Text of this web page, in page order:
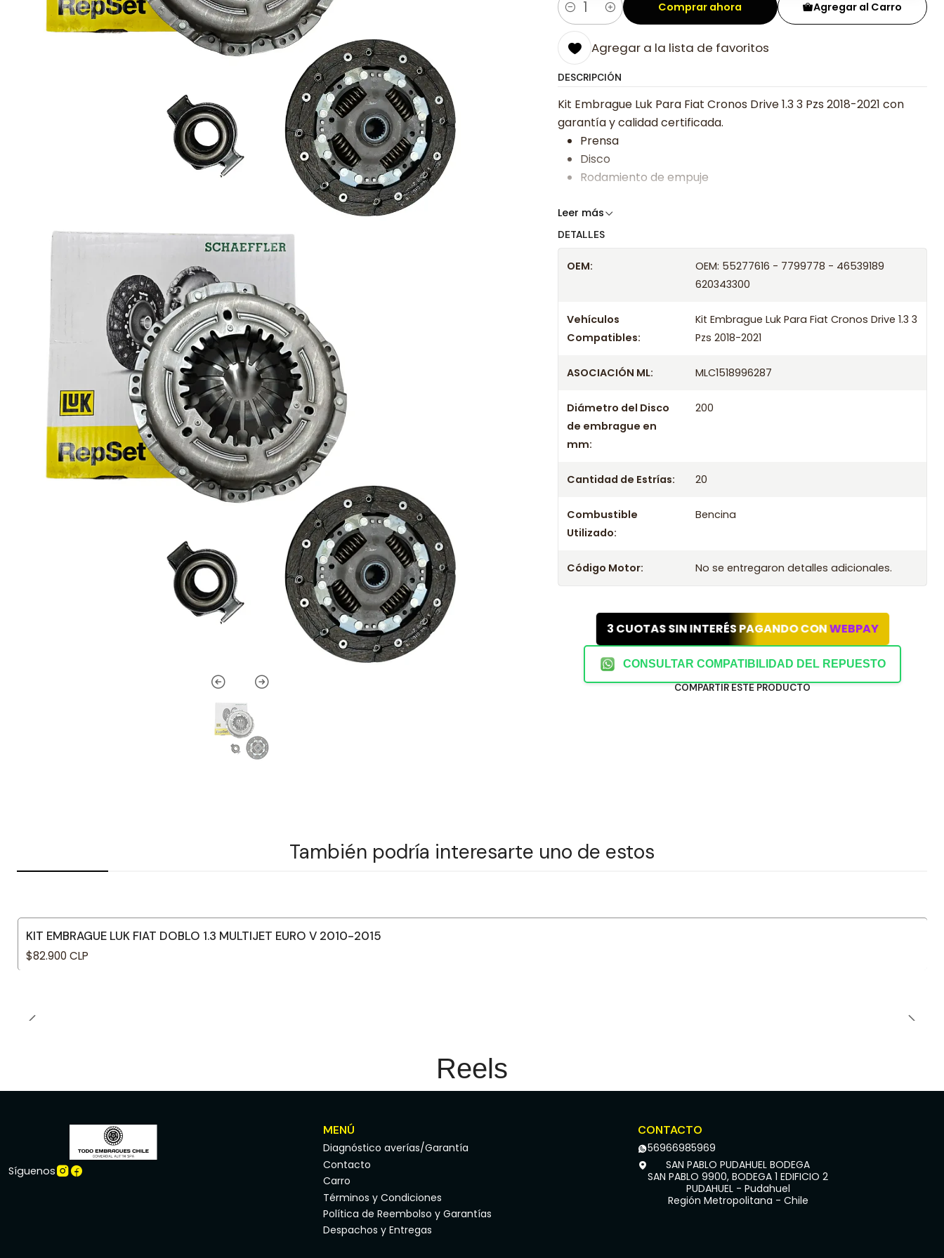
Cantidad
Agregar al Carro
Comprar ahora
Agregar a la lista de favoritos
DESCRIPCIÓN
Kit Embrague Luk Para Fiat Cronos Drive 1.3 3 Pzs 2018-2021 con
garantía y calidad certificada.
Prensa
Disco
Rodamiento de empuje
Somos especialistas en embragues desde 2019, ofreciendo precios
Años compatibles
Kit Embrague Luk Para Fiat Cronos Drive 1.3 3 Pzs 2019
Kit Embrague Luk Para Fiat Cronos Drive 1.3 3 Pzs 2021
Leer más
DETALLES
OEM:
OEM: 55277616 - 7799778 - 46539189
620343300
Vehículos
Compatibles:
Kit Embrague Luk Para Fiat Cronos Drive 1.3 3
Pzs 2018-2021
ASOCIACIÓN ML: MLC1518996287
Diámetro del Disco
de embrague en
mm:
200
Cantidad de Estrías: 20
Combustible
Utilizado:
Bencina
Código Motor: No se entregaron detalles adicionales.
3 CUOTAS SIN INTERÉS PAGANDO CONWEBPAY
CONSULTAR COMPATIBILIDAD DEL REPUESTO
COMPARTIR ESTE PRODUCTO
También podría interesarte uno de estos
KIT EMBRAGUE LUK FIAT DOBLO 1.3 MULTIJET EURO V 2010-2015
$82.900 CLP
Reels
Síguenos
MENÚ
Diagnóstico averías/Garantía
Contacto
Carro
Términos y Condiciones
Política de Reembolso y Garantías
Despachos y Entregas
CONTACTO
56966985969
SAN PABLO PUDAHUEL BODEGA
SAN PABLO 9900, BODEGA 1 EDIFICIO 2
PUDAHUEL - Pudahuel
Región Metropolitana - Chile